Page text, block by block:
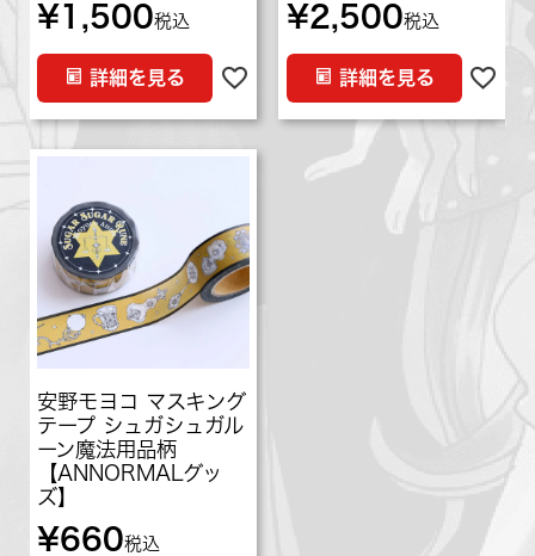
¥1,500税込
詳細を見る
¥2,500税込
詳細を見る
安野モヨコ マスキング
テープ シュガシュガル
ーン魔法用品柄
【ANNORMALグッ
ズ】
¥660税込